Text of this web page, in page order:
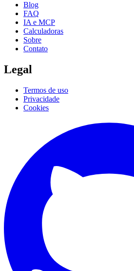
Blog
FAQ
IA e MCP
Calculadoras
Sobre
Contato
Legal
Termos de uso
Privacidade
Cookies